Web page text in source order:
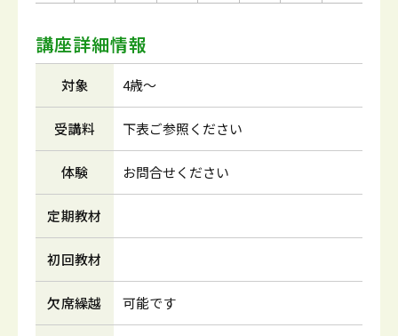
講座詳細情報
対象 4歳～
受講料 下表ご参照ください
体験 お問合せください
定期教材
初回教材
欠席繰越 可能です